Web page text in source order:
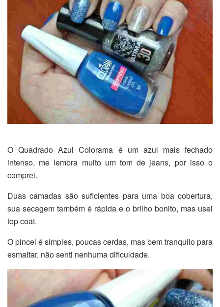
O Quadrado Azul Colorama é um azul mais fechado
intenso, me lembra muito um tom de jeans, por isso o
comprei.
Duas camadas são suficientes para uma boa cobertura,
sua secagem também é rápida e o brilho bonito, mas usei
top coat.
O pincel é simples, poucas cerdas, mas bem tranquilo para
esmaltar, não senti nenhuma dificuldade.